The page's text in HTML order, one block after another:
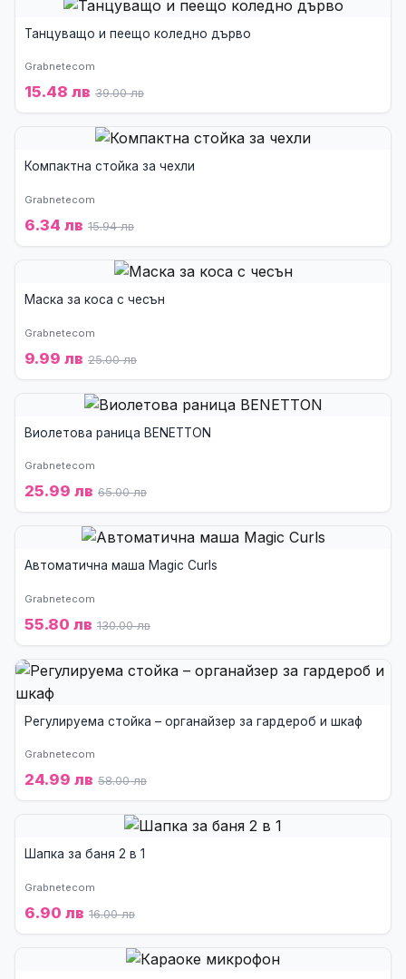
Танцуващо и пеещо коледно дърво
Grabnetecom
15.48 лв 39.00 лв
Компактна стойка за чехли
Grabnetecom
6.34 лв 15.94 лв
Маска за коса с чесън
Grabnetecom
9.99 лв 25.00 лв
Виолетова раница BENETTON
Grabnetecom
25.99 лв 65.00 лв
Автоматична маша Magic Curls
Grabnetecom
55.80 лв 130.00 лв
Регулируема стойка – органайзер за гардероб и шкаф
Grabnetecom
24.99 лв 58.00 лв
Шапка за баня 2 в 1
Grabnetecom
6.90 лв 16.00 лв